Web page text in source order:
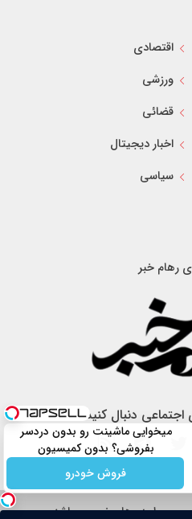
اقتصادی
ورزشی
قضائی
اخبار دیجیتال
سیاسی
رهام خبر
اجتماعی دنبال کنید
به رهام خبر می باشد.
میخوایی ماشینت رو بدون دردسر
بفروشی؟ بدون کمیسیون
فروش خودرو